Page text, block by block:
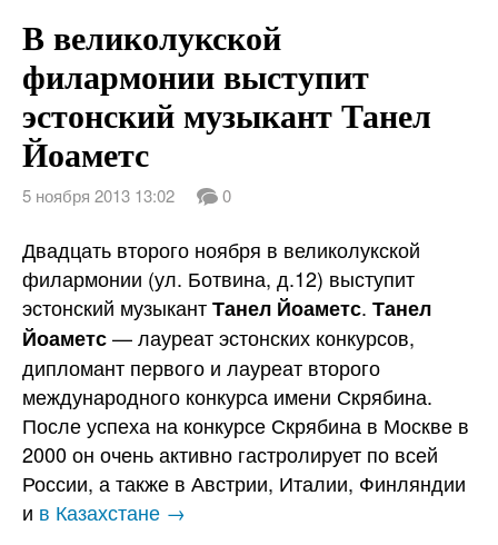
В великолукской
филармонии выступит
эстонский музыкант Танел
Йоаметс
5 ноября 2013 13:02 0
Двадцать второго ноября в великолукской
филармонии (ул. Ботвина, д.12) выступит
эстонский музыкантТанел Йоаметс. Танел
Йоаметс— лауреат эстонских конкурсов,
дипломант первого и лауреат второго
международного конкурса имени Скрябина.
После успеха на конкурсе Скрябина в Москве в
2000 он очень активно гастролирует по всей
России, а также в Австрии, Италии, Финляндии
и в Казахстане →